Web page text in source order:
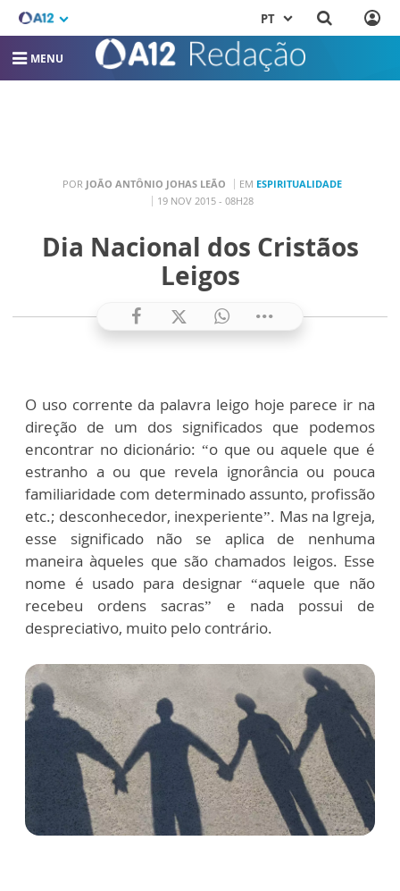
PT
MENU
POR JOÃO ANTÔNIO JOHAS LEÃO EM ESPIRITUALIDADE
19 NOV 2015 - 08H28
Dia Nacional dos Cristãos
Leigos
O uso corrente da palavra leigo hoje parece ir na
direção de um dos significados que podemos
encontrar no dicionário: “o que ou aquele que é
estranho a ou que revela ignorância ou pouca
familiaridade com determinado assunto, profissão
etc.; desconhecedor, inexperiente”. Mas na Igreja,
esse significado não se aplica de nenhuma
maneira àqueles que são chamados leigos. Esse
nome é usado para designar “aquele que não
recebeu ordens sacras” e nada possui de
despreciativo, muito pelo contrário.